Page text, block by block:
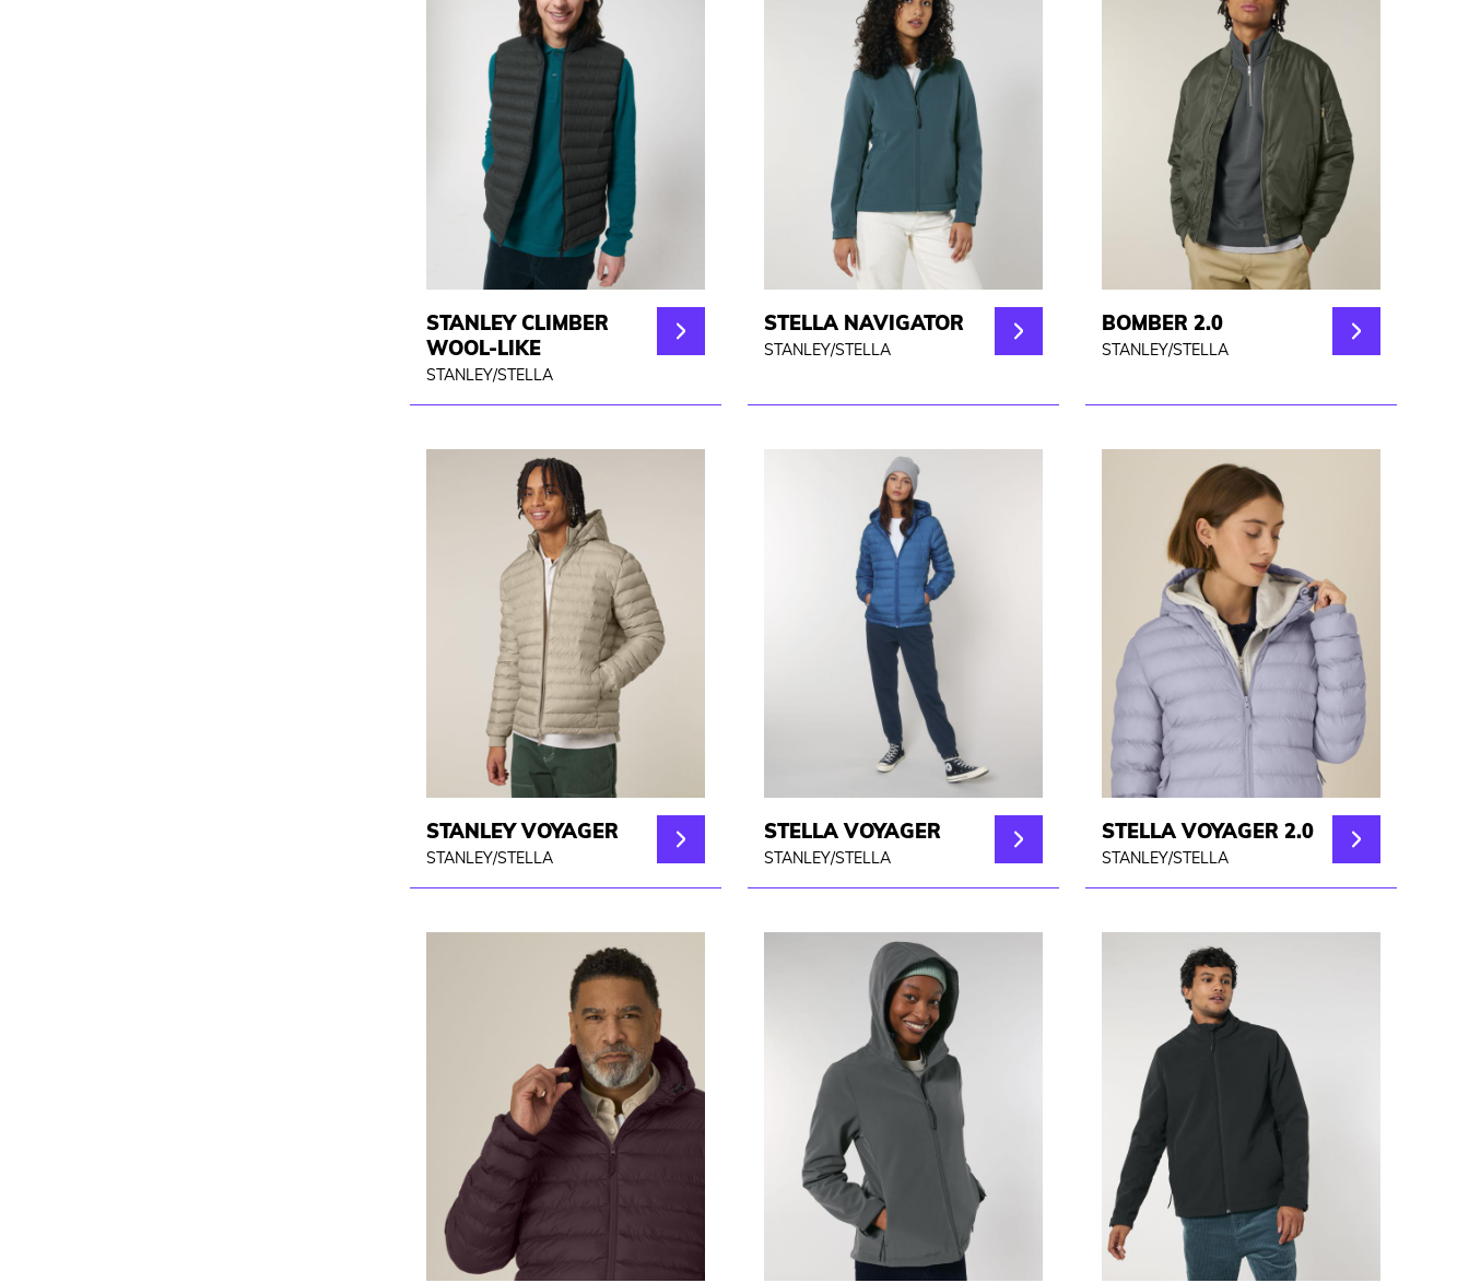
STANLEY CLIMBER
WOOL-LIKE
STANLEY/STELLA
STELLA NAVIGATOR
STANLEY/STELLA
BOMBER 2.0
STANLEY/STELLA
STANLEY VOYAGER
STANLEY/STELLA
STELLA VOYAGER
STANLEY/STELLA
STELLA VOYAGER 2.0
STANLEY/STELLA